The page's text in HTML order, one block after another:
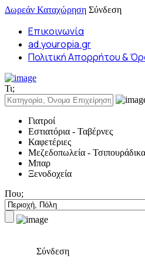
Δωρεάν Καταχώρηση Σύνδεση
Επικοινωνία
ad.youropia.gr
Πολιτική Απορρήτου &
Τι;
Γιατροί
Εστιατόρια - Ταβέρνες
Καφετέριες
Μεζεδοπωλεία - Τσιπουράδικα
Μπαρ
Ξενοδοχεία
Που;
Σύνδεση